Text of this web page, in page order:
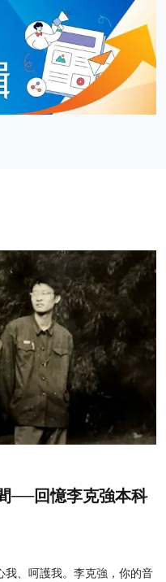
──回憶李克強本科
我、呵護我。李克強，你的音